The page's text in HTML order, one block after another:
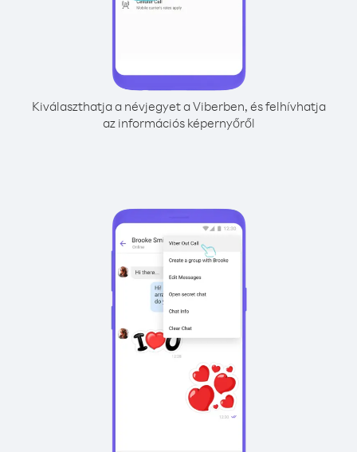
Kiválaszthatja a névjegyet a Viberben, és felhívhatja
az információs képernyőről